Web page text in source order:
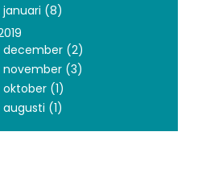
januari (8)
december (2)
november (3)
oktober (1)
augusti (1)